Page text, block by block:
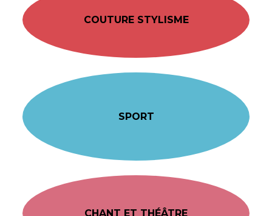
COUTURE STYLISME
SPORT
CHANT ET THÉÂTRE